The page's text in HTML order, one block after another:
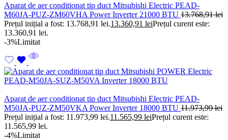
Aparat de aer conditionat tip duct Mitsubishi Electric PEAD-
M60JA-PUZ-ZM60VHA Power Inverter 21000 BTU 13.768,91lei
Prețul inițial a fost: 13.768,91 lei.13.360,91 leiPrețul curent este:
13.360,91 lei.
-3%Limitat
Aparat de aer conditionat tip duct Mitsubishi Electric PEAD-
M50JA-PUZ-ZM50VKA Power Inverter 18000 BTU 11.973,99lei
Prețul inițial a fost: 11.973,99 lei.11.565,99 leiPrețul curent este:
11.565,99 lei.
-4%Limitat